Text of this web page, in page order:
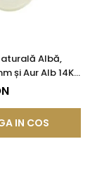
Albă,
și Aur Alb 14K
IN COS